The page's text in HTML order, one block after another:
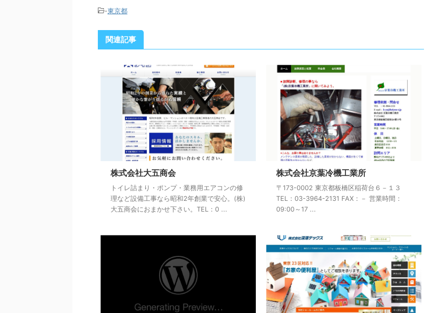
-東京都
関連記事
株式会社大五商会
トイレ詰まり・ポンプ・業務用エアコンの修
理など設備工事なら昭和2年創業で安心。(株)
大五商会におまかせ下さい。TEL：0 ...
株式会社京葉冷機工業所
〒173-0002 東京都板橋区稲荷台６－１３
TEL：03-3964-2131 FAX：－ 営業時間：
09:00～17 ...